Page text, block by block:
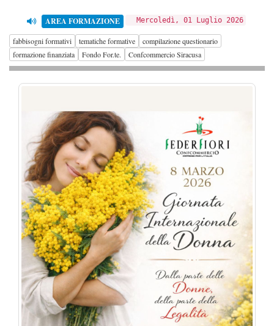
AREA FORMAZIONE Mercoledì, 01 Luglio 2026
fabbisogni formativi tematiche formative
compilazione questionario
formazione finanziata
Fondo For.te. Confcommercio Siracusa